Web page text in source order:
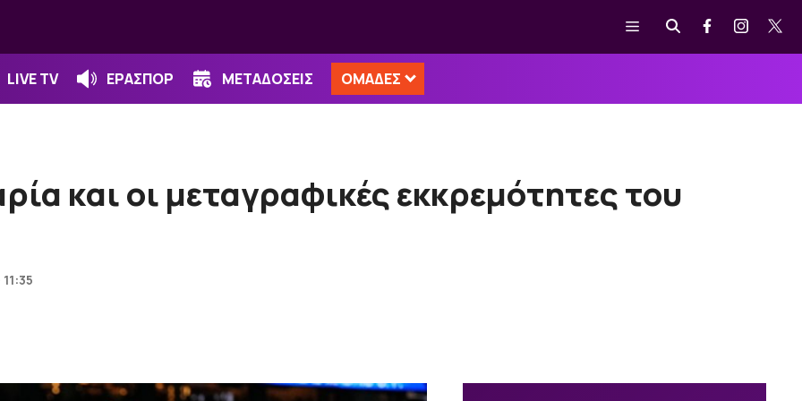
Μενού
LIVE TV ΕΡΑΣΠΟΡ ΜΕΤΑΔΟΣΕΙΣ ΟΜΑΔΕΣ
και οι μεταγραφικές εκκρεμότητες του